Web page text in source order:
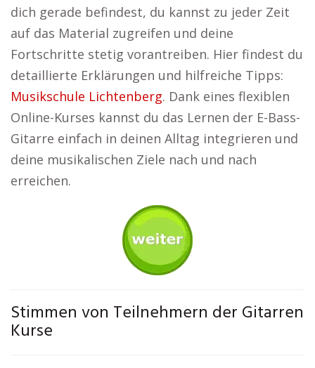
dich gerade befindest, du kannst zu jeder Zeit
auf das Material zugreifen und deine
Fortschritte stetig vorantreiben. Hier findest du
detaillierte Erklärungen und hilfreiche Tipps:
Musikschule Lichtenberg. Dank eines flexiblen
Online-Kurses kannst du das Lernen der E-Bass-
Gitarre einfach in deinen Alltag integrieren und
deine musikalischen Ziele nach und nach
erreichen.
Stimmen von Teilnehmern der Gitarren
Kurse